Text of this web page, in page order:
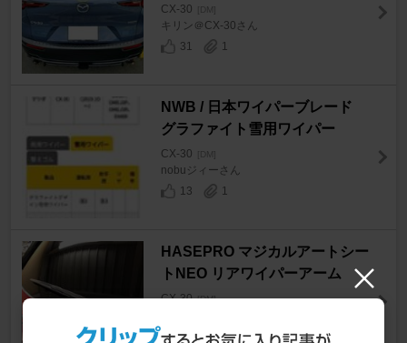
CX-30 [DM]
キリン＠CX-30さん
31
1
NWB / 日本ワイパーブレード
グラファイト雪用ワイパー
CX-30 [DM]
nobuジィーさん
13
1
HASEPRO マジカルアートシー
トNEO リアワイパーアーム
CX-30 [DM]
104
0